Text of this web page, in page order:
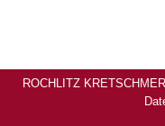
ROCHLITZ